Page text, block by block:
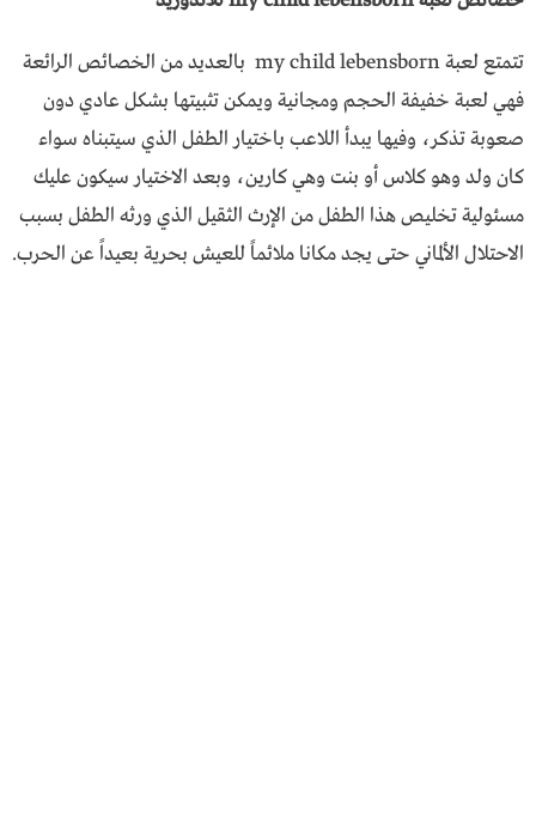
تتمتع لعبة my child lebensborn بالعديد من الخصائص الرائعة
فهي لعبة خفيفة الحجم ومجانية ويمكن تثبيتها بشكل عادي دون
صعوبة تذكر، وفيها يبدأ اللاعب باختيار الطفل الذي سيتبناه سواء
كان ولد وهو كلاس أو بنت وهي كارين، وبعد الاختيار سيكون عليك
مسئولية تخليص هذا الطفل من الإرث الثقيل الذي ورثه الطفل بسبب
الاحتلال الألماني حتى يجد مكانا ملائماً للعيش بحرية بعيداً عن الحرب.